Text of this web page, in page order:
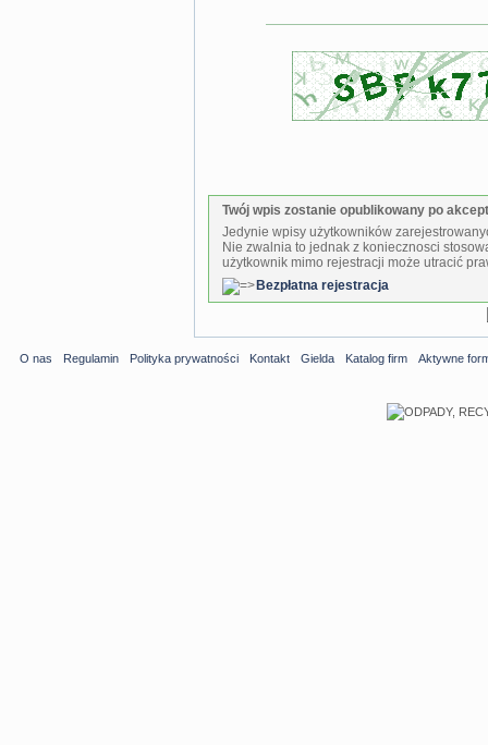
Twój wpis zostanie opublikowany po
Jedynie wpisy użytkowników
Nie zwalnia to jednak z koniecznosci
użytkownik mimo rejestracji może utracić
Bezpłatna rejestracja
O nas Regulamin Polityka prywatności Kontakt Gielda Katalog firm Aktywne